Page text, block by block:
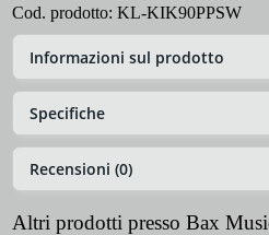
Cod. prodotto: KL-KIK90PPSW
Informazioni sul prodotto
Specifiche
Recensioni (0)
Altri prodotti presso Bax